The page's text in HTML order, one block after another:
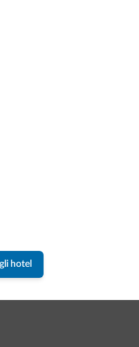
hotel
informazioni, offerte